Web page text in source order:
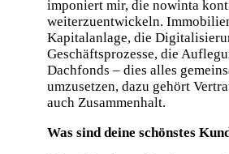
imponiert mir, die nowinta
weiterzuentwickeln.
Kapitalanlage, die
Geschäftsprozesse, die
Dachfonds – dies alles
umzusetzen, dazu gehört
auch Zusammenhalt.
Was sind deine schönstes